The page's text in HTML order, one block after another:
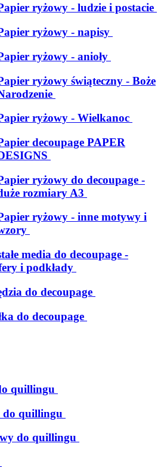
ryżowy - ludzie i postacie
ryżowy - napisy
ryżowy - anioły
ryżowy świąteczny - Boże
ryżowy - Wielkanoc
decoupage PAPER
ryżowy do decoupage -
rozmiary A3
ryżowy - inne motywy i
media do decoupage -
i podkłady
do decoupage
do decoupage
quillingu
do quillingu
do quillingu